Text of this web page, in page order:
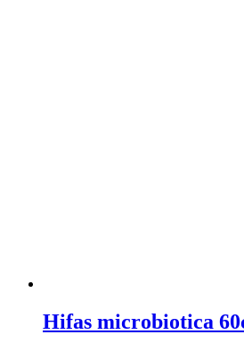
Hifas microbiotica